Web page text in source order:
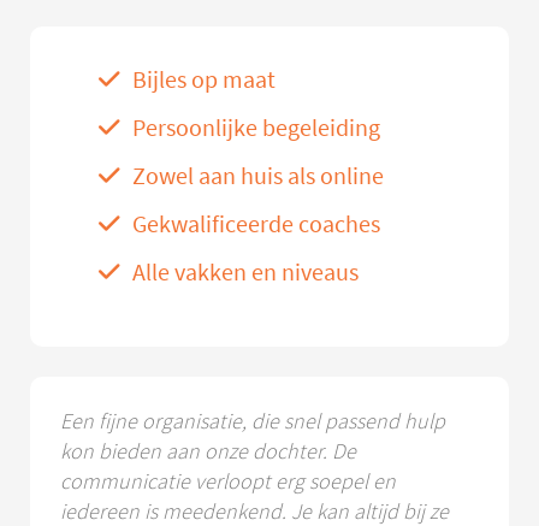
Bijles op maat
Persoonlijke begeleiding
Zowel aan huis als online
Gekwalificeerde coaches
Alle vakken en niveaus
Een fijne organisatie, die snel passend hulp
kon bieden aan onze dochter. De
communicatie verloopt erg soepel en
iedereen is meedenkend. Je kan altijd bij ze